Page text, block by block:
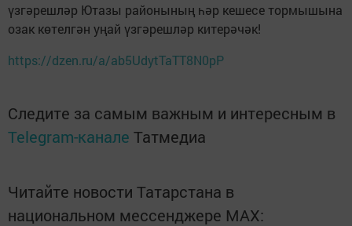
үзгәрешләр Ютазы районының һәр кешесе тормышына
озак көтелгән уңай үзгәрешләр китерәчәк!
https://dzen.ru/a/ab5UdytTaTT8N0pP
Следите за самым важным и интересным в
Telegram-канале Татмедиа
Читайте новости Татарстана в
национальном мессенджере MАХ: